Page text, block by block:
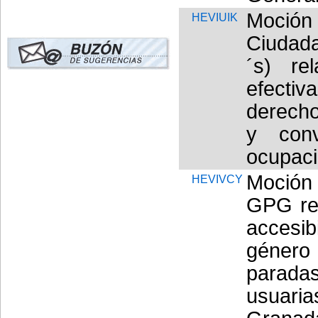
HEVIUIK
´s)
y
HEVIVCY
GPG